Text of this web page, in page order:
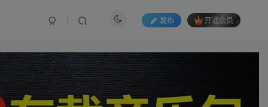
发布 开通会员